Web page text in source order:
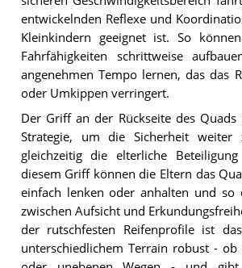
entwickelnden Reflexe und
Kleinkindern geeignet ist. So
Fahrfähigkeiten schrittweise
angenehmen Tempo lernen, das das
oder Umkippen verringert.
Der Griff an der Rückseite des
Strategie, um die Sicherheit weiter
gleichzeitig die elterliche
diesem Griff können die Eltern das
einfach lenken oder anhalten und so
zwischen Aufsicht und
der rutschfesten Reifenprofile ist
unterschiedlichem Terrain robust - ob